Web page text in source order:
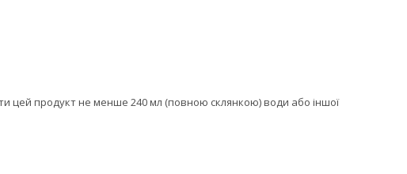
цей продукт не менше 240 мл (повною склянкою) води або іншої